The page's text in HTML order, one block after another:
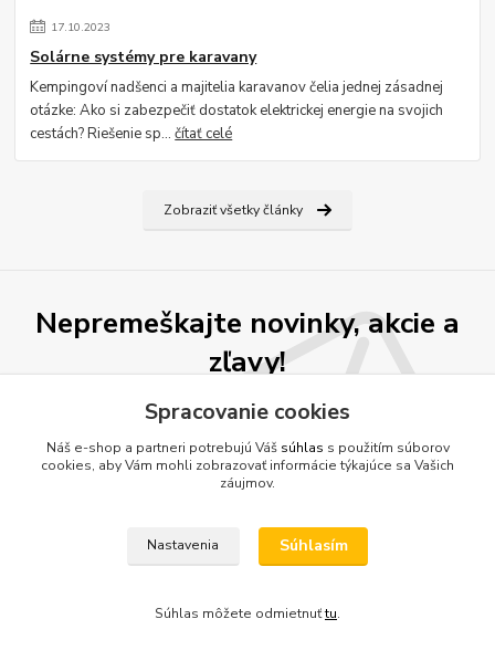
17.10.2023
Solárne systémy pre karavany
Kempingoví nadšenci a majitelia karavanov čelia jednej zásadnej
otázke: Ako si zabezpečiť dostatok elektrickej energie na svojich
cestách? Riešenie sp...čítať celé
Zobraziť všetky články
Nepremeškajte novinky, akcie a
zľavy!
Súhlasím sospracovaním osobných údajovza účelom zasielania newslettera.
Informácie pre zákazníkov
Spracovanie cookies
Náš e-shop a partneri potrebujú Váš súhlas s použitím súborov
cookies, aby Vám mohli zobrazovať informácie týkajúce sa Vašich
záujmov.
Nastavenia Súhlasím
Súhlas môžete odmietnuťtu.